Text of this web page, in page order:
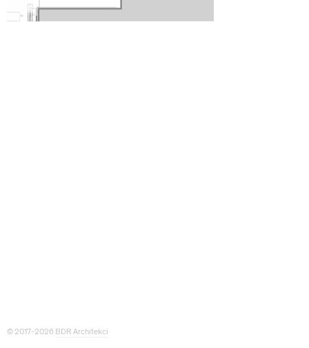
© 2017-2026 BDR Architekci